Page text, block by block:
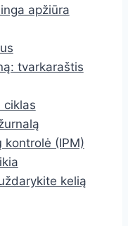
apžiūra
tvarkaraštis
ciklas
kontrolė (IPM)
kelią